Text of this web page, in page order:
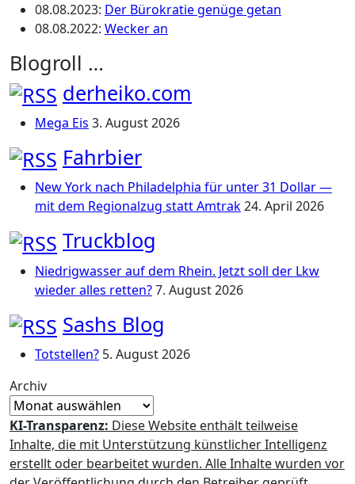
08.08.2023: Der Bürokratie genüge getan
08.08.2022: Wecker an
Blogroll …
derheiko.com
Mega Eis 3. August 2026
Fahrbier
New York nach Philadelphia für unter 31 Dollar —
mit dem Regionalzug statt Amtrak24. April 2026
Truckblog
Niedrigwasser auf dem Rhein. Jetzt soll der Lkw
wieder alles retten?7. August 2026
Sashs Blog
Totstellen? 5. August 2026
Archiv
KI-Transparenz: Diese Website enthält teilweise
Inhalte, die mit Unterstützung künstlicher Intelligenz
erstellt oder bearbeitet wurden. Alle Inhalte wurden vor